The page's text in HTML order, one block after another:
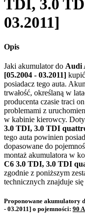
TDI, 3.0
03.2011]
Opis
Jaki akumulator do Audi
[05.2004 - 03.2011]
posiadacz tego auta.
trwałość, określaną w
producenta czasie traci
problemami z
w kabinie kierowcy.
3.0 TDI, 3.0 TDI
tego auta powinien
dopasowane do
montaż akumulatora w
C6 3.0 TDI, 3.0 TDI
zgodnie z poniższym
technicznych znajduje
Proponowane akumulatory
- 03.2011] o pojemności: 90